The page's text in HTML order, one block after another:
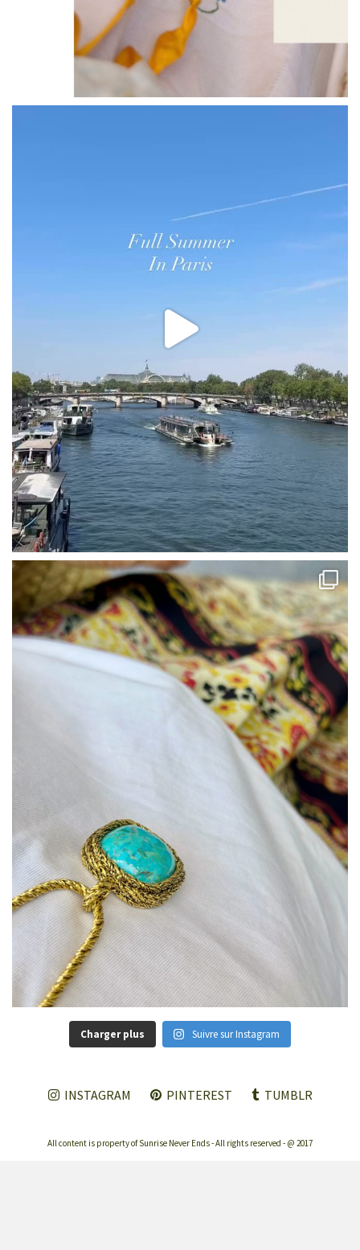
Charger plus Suivre sur Instagram
INSTAGRAM PINTEREST TUMBLR
All content is property of Sunrise Never Ends - All rights reserved - @ 2017